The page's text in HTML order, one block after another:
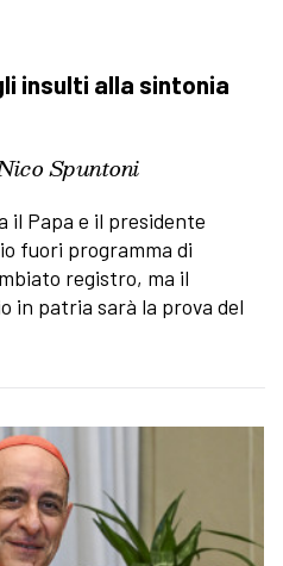
insulti alla sintonia
Spuntoni
il Papa e il presidente
fuori programma di
registro, ma il
in patria sarà la prova del